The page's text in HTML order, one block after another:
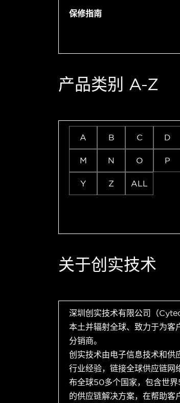
保修指南
产品类别 A-Z
A B C D
M N O P
Y Z ALL
关于创实技术
深圳创实技术有限公司（
本土并辐射全球、致力于为客
分销商。
创实技术由电子信息技术和供
行业经验，链接全球供应链网
布全球50多个国家，包含世
的供应链解决方案，在帮助客